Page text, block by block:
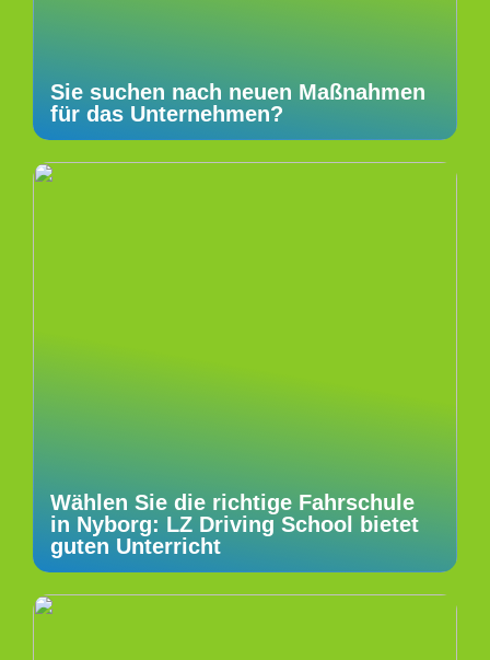
Sie suchen nach neuen Maßnahmen
für das Unternehmen?
Wählen Sie die richtige Fahrschule
in Nyborg: LZ Driving School bietet
guten Unterricht